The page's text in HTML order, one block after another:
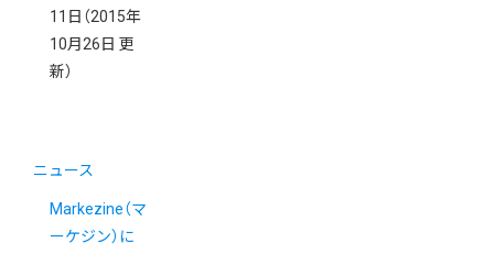
11日 （2015年
10月26日 更
新）
ニュース
Markezine（マ
ーケジン）に